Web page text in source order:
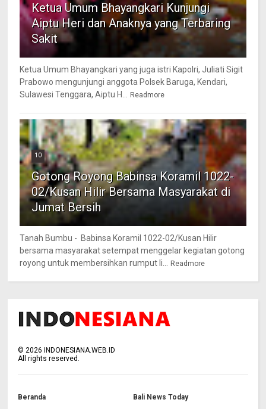
Ketua Umum Bhayangkari Kunjungi
Aiptu Heri dan Anaknya yang Terbaring
Sakit
Ketua Umum Bhayangkari yang juga istri Kapolri, Juliati Sigit
Prabowo mengunjungi anggota Polsek Baruga, Kendari,
Sulawesi Tenggara, Aiptu H... Readmore
10
Gotong Royong Babinsa Koramil 1022-
02/Kusan Hilir Bersama Masyarakat di
Jumat Bersih
Tanah Bumbu - Babinsa Koramil 1022-02/Kusan Hilir
bersama masyarakat setempat menggelar kegiatan gotong
royong untuk membersihkan rumput li... Readmore
©2026 INDONESIANA.WEB.ID
All rights reserved.
Beranda Bali News Today